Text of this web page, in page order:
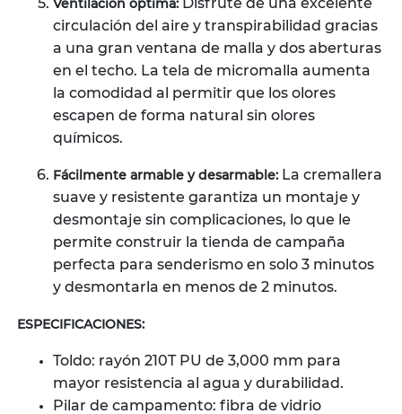
Ventilación óptima: Disfrute de una excelente
circulación del aire y transpirabilidad gracias
a una gran ventana de malla y dos aberturas
en el techo. La tela de micromalla aumenta
la comodidad al permitir que los olores
escapen de forma natural sin olores
químicos.
Fácilmente armable y desarmable: La cremallera
suave y resistente garantiza un montaje y
desmontaje sin complicaciones, lo que le
permite construir la tienda de campaña
perfecta para senderismo en solo 3 minutos
y desmontarla en menos de 2 minutos.
ESPECIFICACIONES:
Toldo: rayón 210T PU de 3,000 mm para
mayor resistencia al agua y durabilidad.
Pilar de campamento: fibra de vidrio